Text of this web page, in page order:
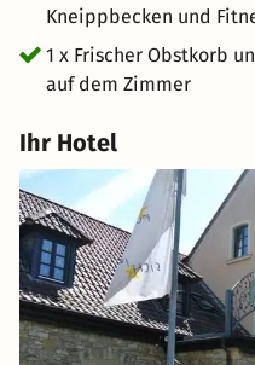
Kneippbecken und
1 x Frischer Obstkorb
auf dem Zimmer
Ihr Hotel